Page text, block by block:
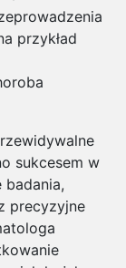
przykład
sukcesem w
badania,
precyzyjne